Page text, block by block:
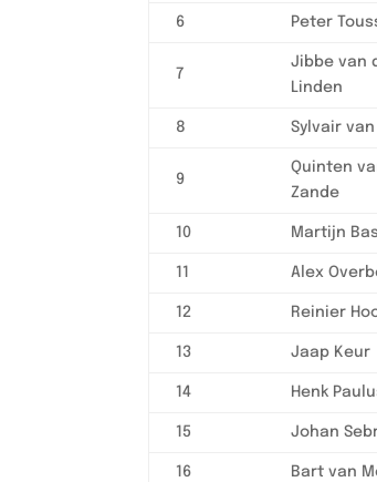
6 Peter
7
Jibbe van
Linden
8 Sylvair van
9
Quinten
Zande
10 Martijn
11 Alex
12 Reinier
13 Jaap Keur
14 Henk
15 Johan
16 Bart van